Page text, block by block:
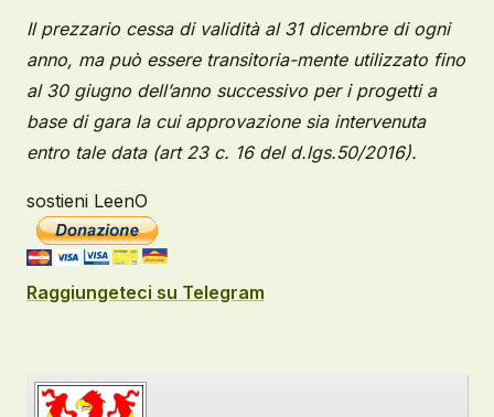
Il prezzario cessa di validità al 31 dicembre di ogni
anno, ma può essere transitoria-mente utilizzato fino
al 30 giugno dell’anno successivo per i progetti a
base di gara la cui approvazione sia intervenuta
entro tale data (art 23 c. 16 del d.lgs.50/2016).
sostieni LeenO
Raggiungeteci su Telegram